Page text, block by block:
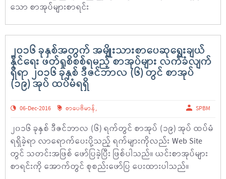
သော စာအုပ်များစာရင်း
၂၀၁၆ ခုနှစ်အတွက် အမျိုးသားစာပေဆုရွေးချယ်
နိုင်ရေး ဖတ်ရှုစိစစ်ရမည့် စာအုပ်များ လက်ခံလျက်
ရှိရာ ၂၀၁၆ ခုနှစ် ဒီဇင်ဘာလ (၆) တွင် စာအုပ်
(၁၉) အုပ် ထပ်မံရရှိ
06-Dec-2016 စာပေဗိမာန်, SPBM
၂၀၁၆ ခုနှစ် ဒီဇင်ဘာလ (၆) ရက်တွင် စာအုပ် (၁၉) အုပ် ထပ်မံ
ရရှိခဲ့ရာ လာရောက်ပေးပို့သည့် ရက်များကိုလည်း Web Site
တွင် သတင်းအဖြစ် ဖော်ပြခဲ့ပြီး ဖြစ်ပါသည်။ ယင်းစာအုပ်များ
စာရင်းကို အောက်တွင် စုစည်းဖော်ပြ ပေးထားပါသည်။